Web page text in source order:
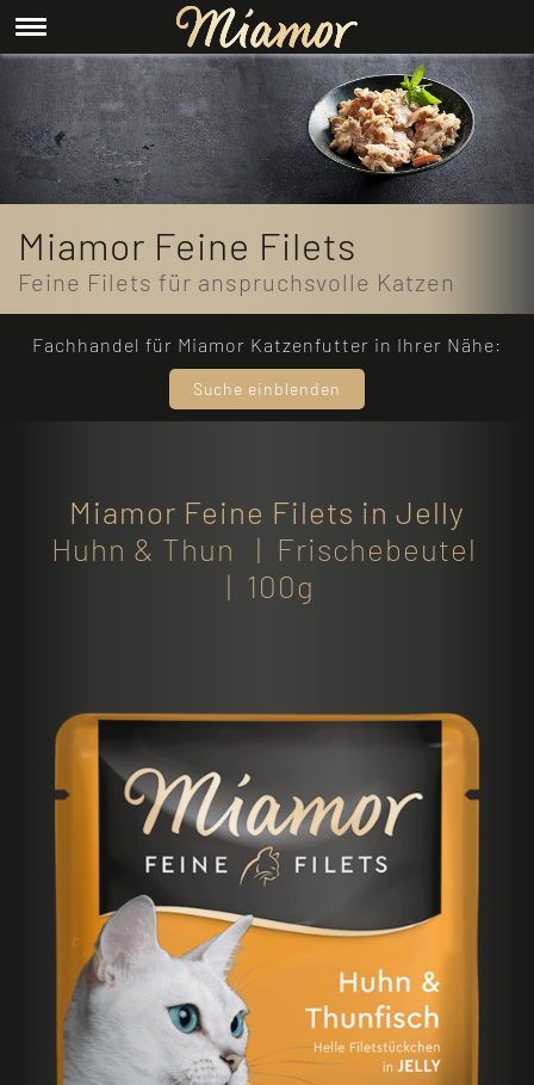
Miamor Feine Filets
Feine Filets für anspruchsvolle Katzen
Fachhandel für Miamor Katzenfutter in Ihrer Nähe:
Suche einblenden
Miamor Feine Filets in Jelly
Huhn & Thun | Frischebeutel
| 100g